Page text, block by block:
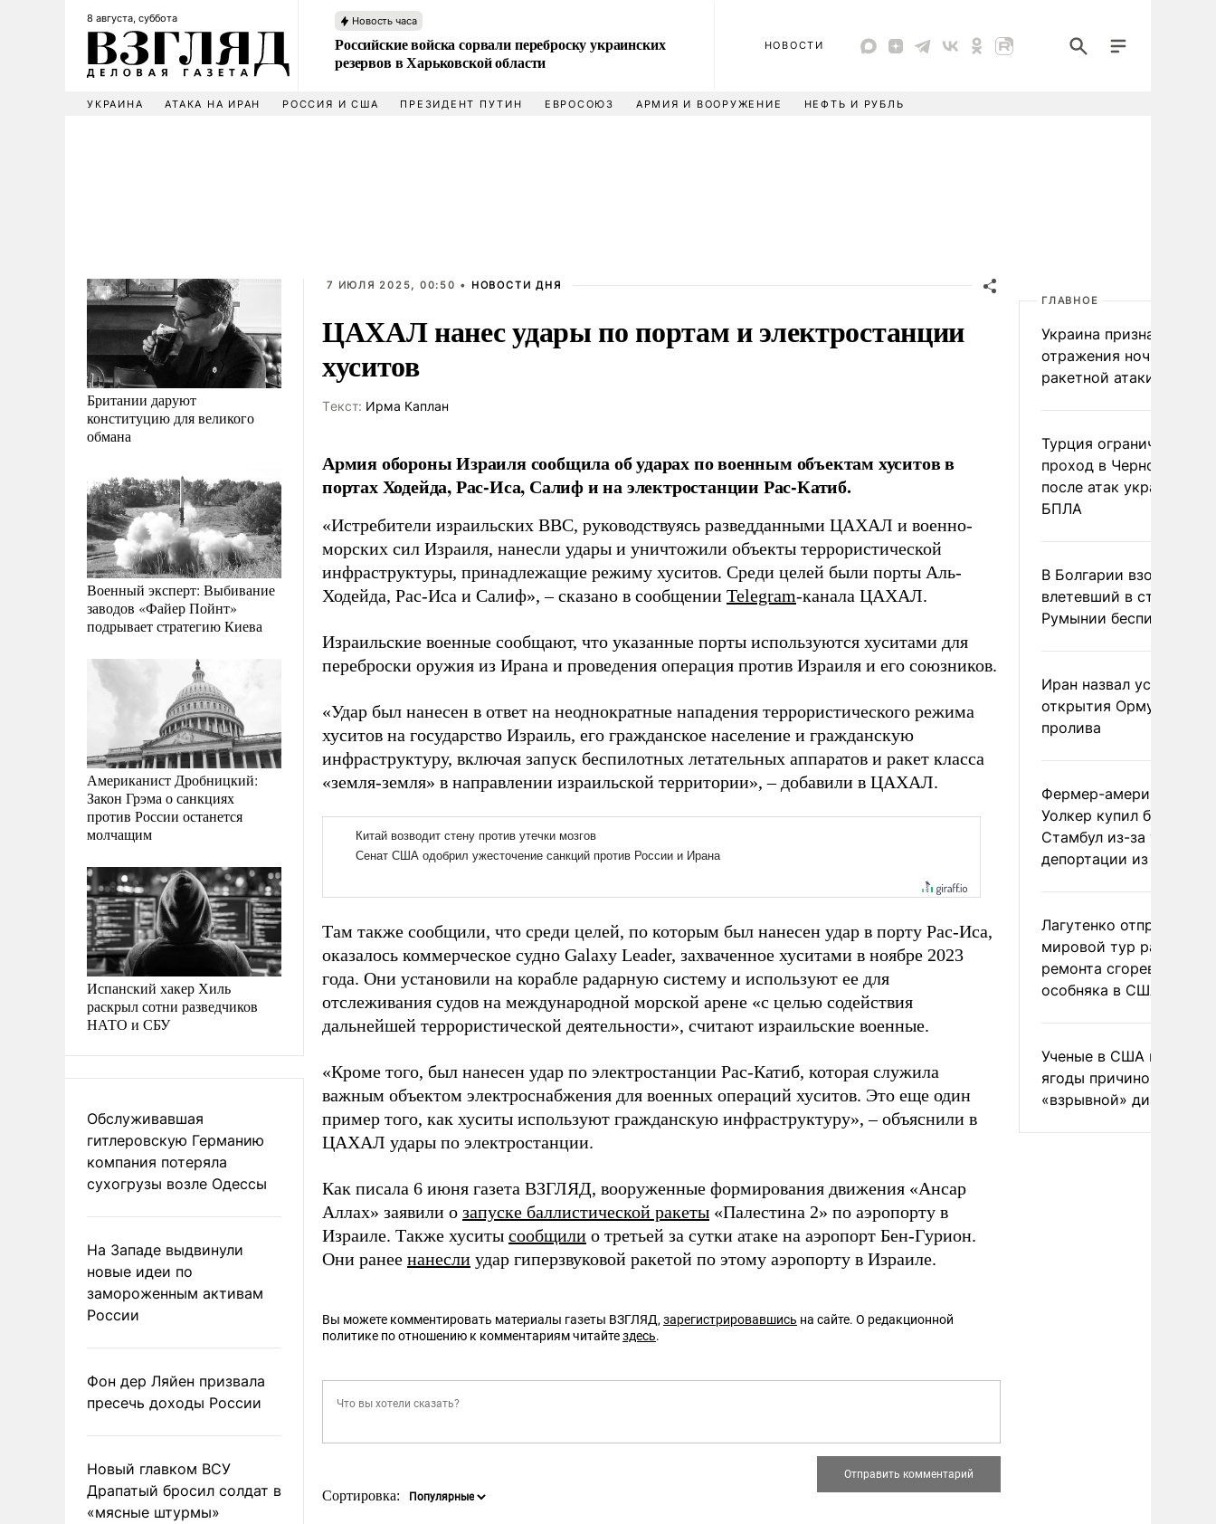
8 августа, суббота Новость часа
Российские войска сорвали переброску украинских
резервов в Харьковской области
НОВОСТИ
УКРАИНА АТАКА НА ИРАН РОССИЯ И США ПРЕЗИДЕНТ ПУТИН ЕВРОСОЮЗ АРМИЯ И ВООРУЖЕНИЕ НЕФТЬ И РУБЛЬ
Британии даруют
конституцию для великого
обмана
Военный эксперт: Выбивание
заводов «Файер Пойнт»
подрывает стратегию Киева
Американист Дробницкий:
Закон Грэма о санкциях
против России останется
молчащим
Испанский хакер Хиль
раскрыл сотни разведчиков
НАТО и СБУ
Обслуживавшая
гитлеровскую Германию
компания потеряла
сухогрузы возле Одессы
На Западе выдвинули
новые идеи по
замороженным активам
России
Фон дер Ляйен призвала
пресечь доходы России
Новый главком ВСУ
Драпатый бросил солдат в
«мясные штурмы»
7 ИЮЛЯ 2025, 00:50 • НОВОСТИ ДНЯ
ЦАХАЛ нанес удары по портам и электростанции
хуситов
Tекст: Ирма Каплан
Армия обороны Израиля сообщила об ударах по военным объектам хуситов в
портах Ходейда, Рас-Иса, Салиф и на электростанции Рас-Катиб.
«Истребители израильских ВВС, руководствуясь разведданными ЦАХАЛ и военно-
морских сил Израиля, нанесли удары и уничтожили объекты террористической
инфраструктуры, принадлежащие режиму хуситов. Среди целей были порты Аль-
Ходейда, Рас-Иса и Салиф», – сказано в сообщении Telegram-канала ЦАХАЛ.
Израильские военные сообщают, что указанные порты используются хуситами для
переброски оружия из Ирана и проведения операция против Израиля и его союзников.
«Удар был нанесен в ответ на неоднократные нападения террористического режима
хуситов на государство Израиль, его гражданское население и гражданскую
инфраструктуру, включая запуск беспилотных летательных аппаратов и ракет класса
«земля-земля» в направлении израильской территории», – добавили в ЦАХАЛ.
Там также сообщили, что среди целей, по которым был нанесен удар в порту Рас-Иса,
оказалось коммерческое судно Galaxy Leader, захваченное хуситами в ноябре 2023
года. Они установили на корабле радарную систему и используют ее для
отслеживания судов на международной морской арене «с целью содействия
дальнейшей террористической деятельности», считают израильские военные.
«Кроме того, был нанесен удар по электростанции Рас-Катиб, которая служила
важным объектом электроснабжения для военных операций хуситов. Это еще один
пример того, как хуситы используют гражданскую инфраструктуру», – объяснили в
ЦАХАЛ удары по электростанции.
Как писала 6 июня газета ВЗГЛЯД, вооруженные формирования движения «Ансар
Аллах» заявили о запуске баллистической ракеты «Палестина 2» по аэропорту в
Израиле. Также хуситы сообщили о третьей за сутки атаке на аэропорт Бен-Гурион.
Они ранее нанесли удар гиперзвуковой ракетой по этому аэропорту в Израиле.
Вы можете комментировать материалы газеты ВЗГЛЯД, зарегистрировавшись на сайте. О редакционной
политике по отношению к комментариям читайтездесь.
Сортировка:
ГЛАВНОЕ
Украина признала
отражения ночной
ракетной атаки
Турция ограничила
проход в Черное море
после атак украинских
БПЛА
В Болгарии взорвался
влетевший в страну из
Румынии беспилотник
Иран назвал условие
открытия Ормузского
пролива
Фермер-американец
Уолкер купил билет в
Стамбул из-за угрозы
депортации из России
Лагутенко отправился в
мировой тур ради
ремонта сгоревшего
особняка в США
Ученые в США назвали
ягоды причиной
«взрывной» диареи